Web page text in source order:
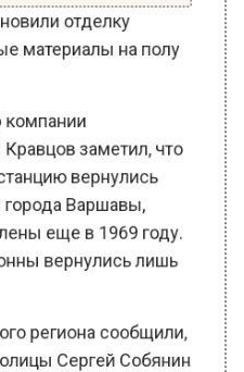
отделку
материалы на полу
заметил, что
вернулись
Варшавы,
еще в 1969 году.
вернулись лишь
региона сообщили,